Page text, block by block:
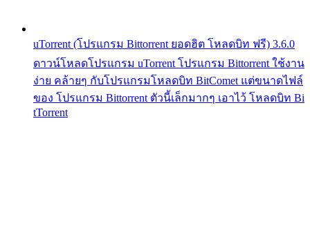
uTorrent (โปรแกรม Bittorrent ยอดฮิต โหลดบิท ฟรี) 3.6.0
ดาวน์โหลดโปรแกรม uTorrent โปรแกรม Bittorrent ใช้งาน
ง่าย คล้ายๆ กับโปรแกรมโหลดบิท BitComet แต่ขนาดไฟล์
ของ โปรแกรม Bittorrent ตัวนี้เล็กมากๆ เอาไว้ โหลดบิท Bi
tTorrent